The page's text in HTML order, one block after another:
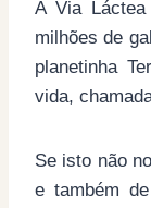
A Via
milhões de
planetinha
vida,
Se isto não
e também